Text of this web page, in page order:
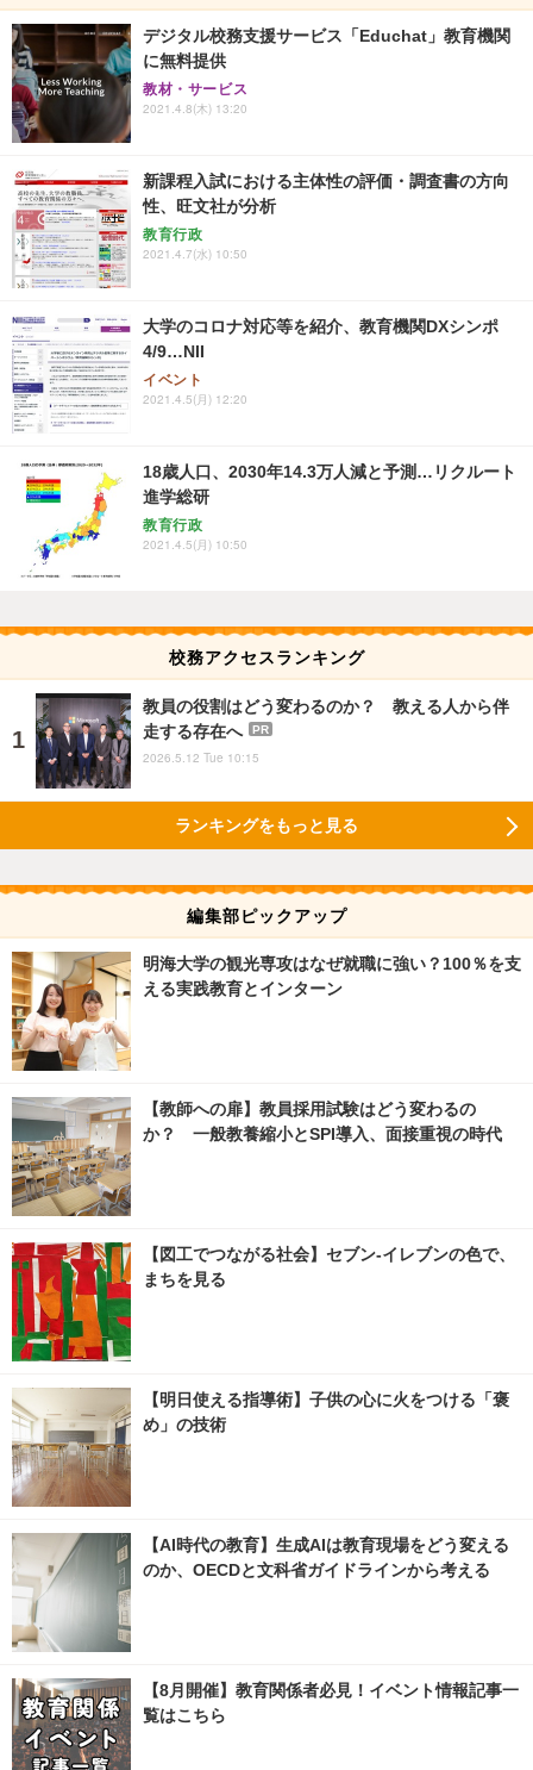
デジタル校務支援サービス「Educhat」教育機関
に無料提供
教材・サービス
2021.4.8(木) 13:20
新課程入試における主体性の評価・調査書の方向
性、旺文社が分析
教育行政
2021.4.7(水) 10:50
大学のコロナ対応等を紹介、教育機関DXシンポ
4/9…NII
イベント
2021.4.5(月) 12:20
18歳人口、2030年14.3万人減と予測…リクルート
進学総研
教育行政
2021.4.5(月) 10:50
校務アクセスランキング
教員の役割はどう変わるのか？ 教える人から伴
走する存在へ
PR
2026.5.12 Tue 10:15
ランキングをもっと見る
編集部ピックアップ
明海大学の観光専攻はなぜ就職に強い？100％を支
える実践教育とインターン
【教師への扉】教員採用試験はどう変わるの
か？ 一般教養縮小とSPI導入、面接重視の時代
【図工でつながる社会】セブン‐イレブンの色で、
まちを見る
【明日使える指導術】子供の心に火をつける「褒
め」の技術
【AI時代の教育】生成AIは教育現場をどう変える
のか、OECDと文科省ガイドラインから考える
【8月開催】教育関係者必見！イベント情報記事一
覧はこちら